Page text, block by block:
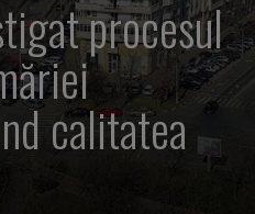
procesul
calitatea